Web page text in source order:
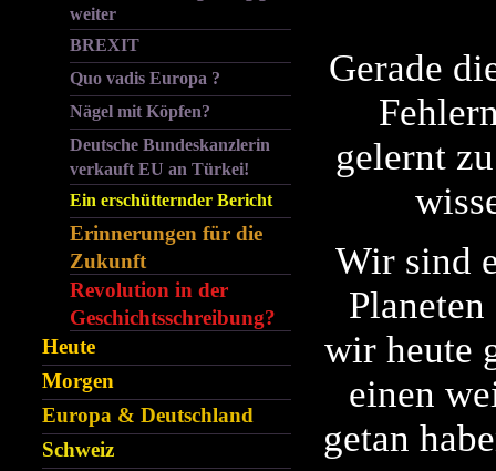
weiter
BREXIT
Quo vadis Europa ?
Nägel mit Köpfen?
Deutsche Bundeskanzlerin
verkauft EU an Türkei!
Ein erschütternder Bericht
Erinnerungen für die
Zukunft
Revolution in der
Geschichtsschreibung?
Heute
Morgen
Europa & Deutschland
Schweiz
Gerade
gelernt
Wir sind
wir heute
einen
getan